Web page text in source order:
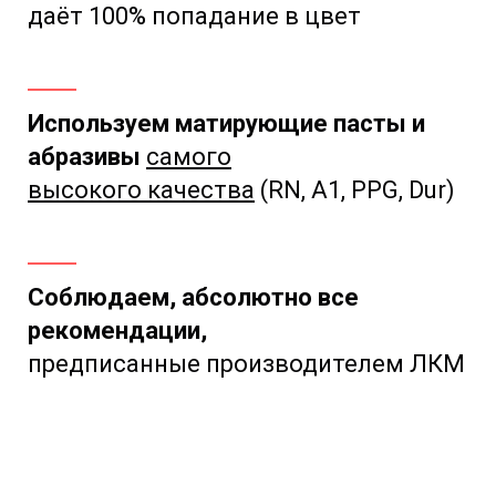
даёт 100% попадание в цвет
Используем матирующие пасты и
абразивы самого
высокого качества (RN, A1, PPG, Dur)
Соблюдаем, абсолютно все
рекомендации,
предписанные производителем ЛКМ